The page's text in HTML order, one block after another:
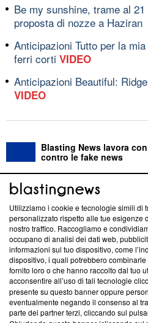
Be my sunshine, trame al
proposta di nozze a Haziran
Anticipazioni Tutto per la
ferri corti VIDEO
Anticipazioni Beautiful:
VIDEO
Blasting News lavora
contro le fake news
ABOUT LINEA
Questa sezione offre
News, sui nostri processi
creare news di qualità. Inoltre,
‘Trust Project - News with
ancora membro del programma,
parte; Trust Project non ha
conformità agli standard.
Utilizziamo i cookie e tecnologie simili di
personalizzato rispetto alle tue esigenze
nostro traffico. Raccogliamo e
occupano di analisi dei dati web,
informazioni sul tuo dispositivo, come
dispositivo, i quali potrebbero
fornito loro o che hanno raccolto dal tuo
acconsentire all’uso di tali tecnologie
presente su questo banner oppure
eventualmente negando il consenso al
parte dei partner terzi, cliccando sul